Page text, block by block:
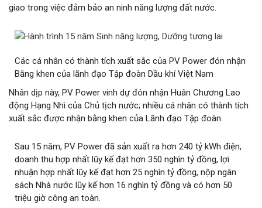
giao trong việc đảm bảo an ninh năng lượng đất nước.
Các cá nhân có thành tích xuất sắc của PV Power đón nhận
Bằng khen của lãnh đạo Tập đoàn Dầu khí Việt Nam
Nhân dịp này, PV Power vinh dự đón nhận Huân Chương Lao
động Hạng Nhì của Chủ tịch nước; nhiều cá nhân có thành tích
xuất sắc được nhận bằng khen của Lãnh đạo Tập đoàn.
Sau 15 năm, PV Power đã sản xuất ra hơn 240 tỷ kWh điện,
doanh thu hợp nhất lũy kế đạt hơn 350 nghìn tỷ đồng, lợi
nhuận hợp nhất lũy kế đạt hơn 25 nghìn tỷ đồng, nộp ngân
sách Nhà nước lũy kế hơn 16 nghìn tỷ đồng và có hơn 50
triệu giờ công an toàn.